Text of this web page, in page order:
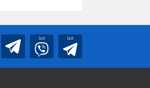
bot bot